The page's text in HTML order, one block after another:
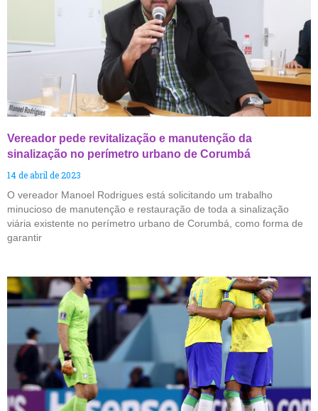
Vereador pede revitalização e manutenção da
sinalização no perímetro urbano de Corumbá
14 de abril de 2023
O vereador Manoel Rodrigues está solicitando um trabalho
minucioso de manutenção e restauração de toda a sinalização
viária existente no perímetro urbano de Corumbá, como forma de
garantir